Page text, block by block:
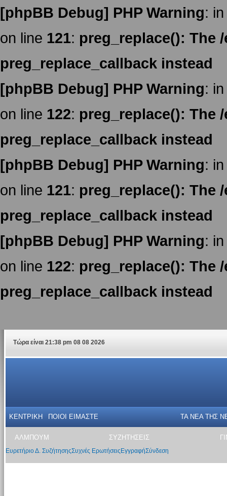
[phpBB Debug] PHP Warning:
on line 121: preg_replace(): The
preg_replace_callback instead
[phpBB Debug] PHP Warning:
on line 122: preg_replace(): The
preg_replace_callback instead
[phpBB Debug] PHP Warning:
on line 121: preg_replace(): The
preg_replace_callback instead
[phpBB Debug] PHP Warning:
on line 122: preg_replace(): The
preg_replace_callback instead
Τώρα είναι 21:38 pm 08 08 2026
ΚΕΝΤΡΙΚΗ ΠΟΙΟΙ ΕΙΜΑΣΤΕ ΤΑ ΝΕΑ THΣ
ΑΛΜΠΟΥΜ ΣΥΖΗΤΗΣΕΙΣ
Ευρετήριο Δ. ΣυζήτησηςΣυχνές Ερωτήσεις ΕγγραφήΣύνδεση